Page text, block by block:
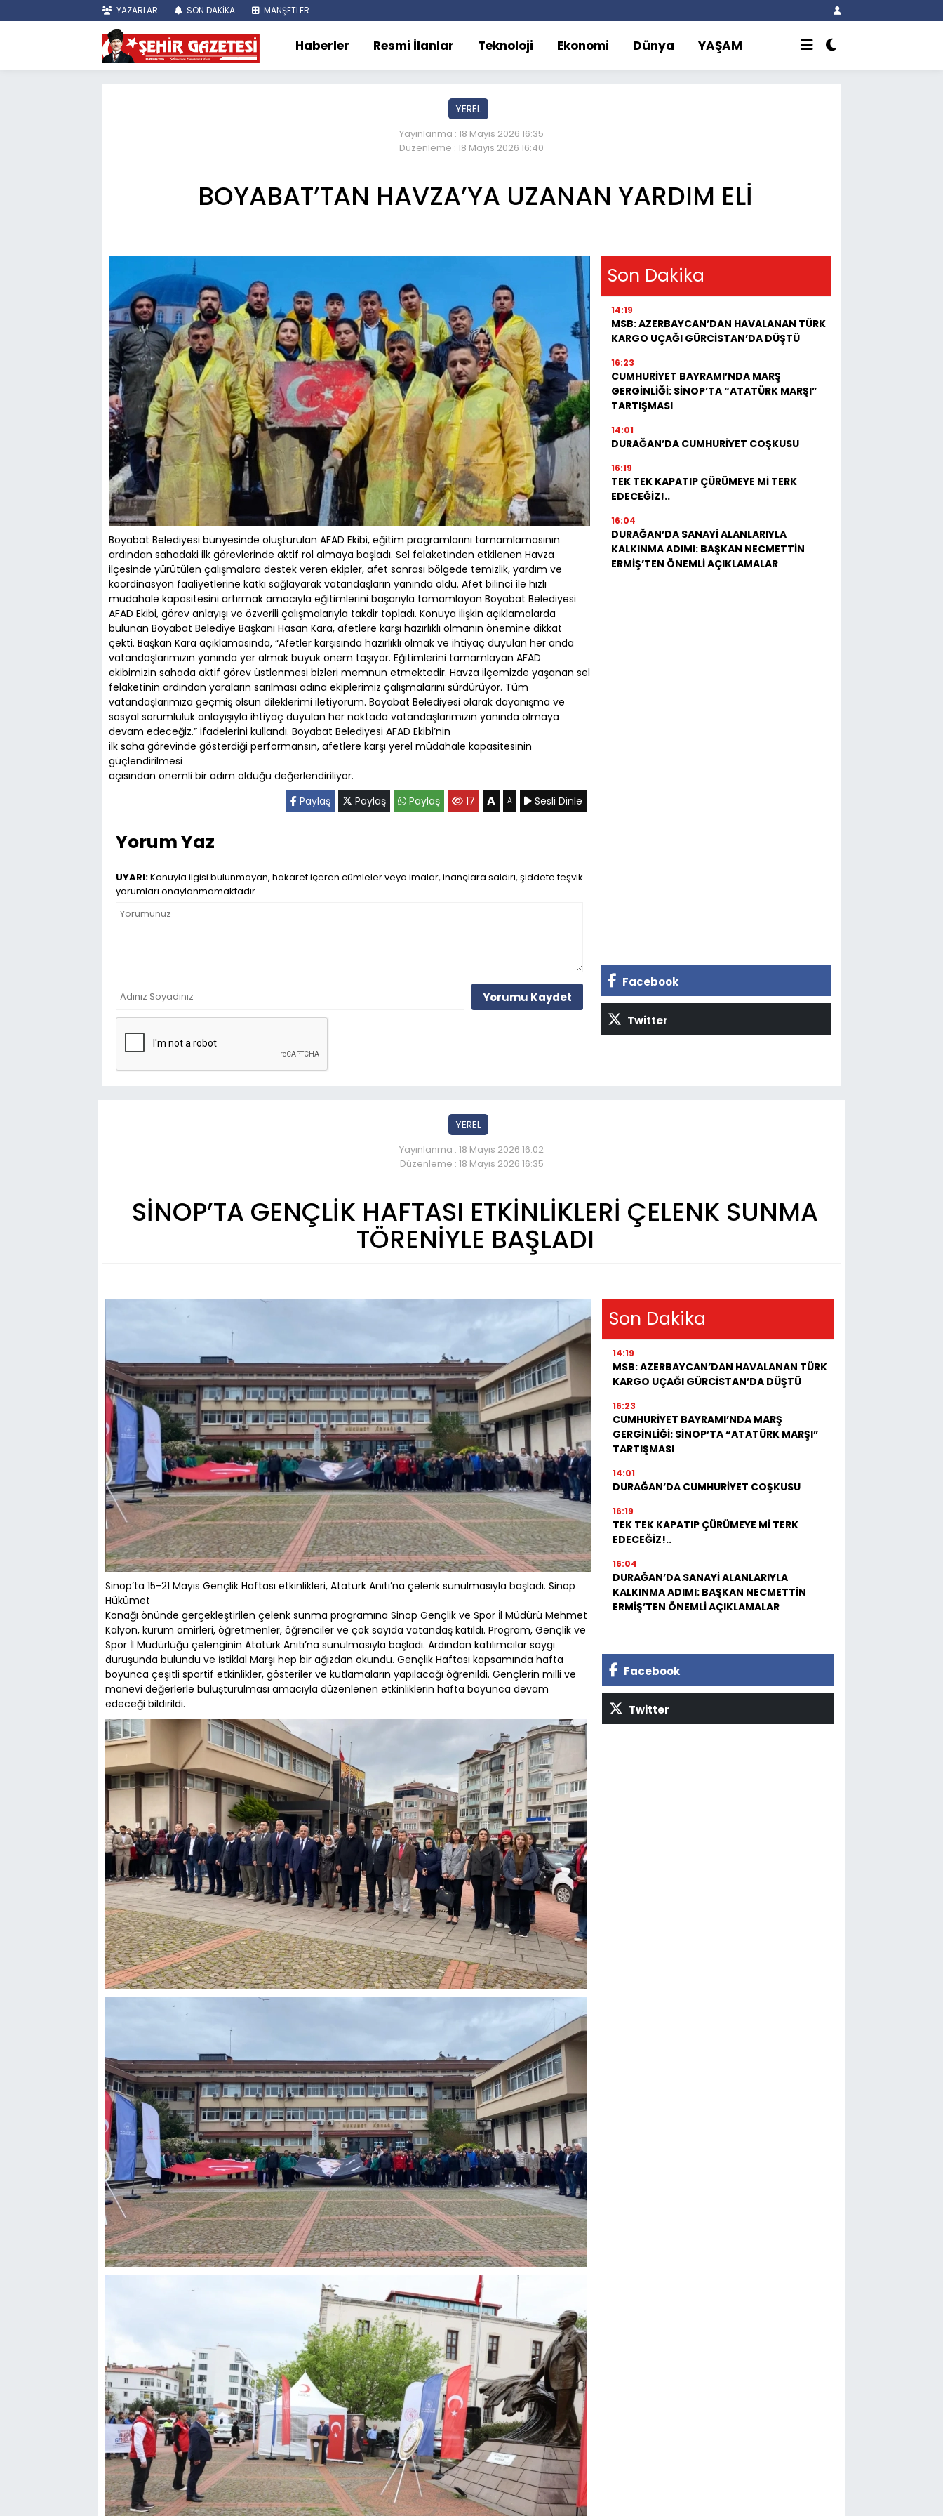
YAZARLAR SON DAKİKA MANŞETLER
Haberler Resmi İlanlar Teknoloji Ekonomi Dünya YAŞAM
YEREL
Yayınlanma : 18 Mayıs 2026 16:35
Düzenleme : 18 Mayıs 2026 16:40
BOYABAT’TAN HAVZA’YA UZANAN YARDIM ELİ
Boyabat Belediyesi bünyesinde oluşturulan AFAD Ekibi, eğitim programlarını tamamlamasının
ardından sahadaki ilk görevlerinde aktif rol almaya başladı. Sel felaketinden etkilenen Havza
ilçesinde yürütülen çalışmalara destek veren ekipler, afet sonrası bölgede temizlik, yardım ve
koordinasyon faaliyetlerine katkı sağlayarak vatandaşların yanında oldu. Afet bilinci ile hızlı
müdahale kapasitesini artırmak amacıyla eğitimlerini başarıyla tamamlayan Boyabat Belediyesi
AFAD Ekibi, görev anlayışı ve özverili çalışmalarıyla takdir topladı. Konuya ilişkin açıklamalarda
bulunan Boyabat Belediye Başkanı Hasan Kara, afetlere karşı hazırlıklı olmanın önemine dikkat
çekti. Başkan Kara açıklamasında, “Afetler karşısında hazırlıklı olmak ve ihtiyaç duyulan her anda
vatandaşlarımızın yanında yer almak büyük önem taşıyor. Eğitimlerini tamamlayan AFAD
ekibimizin sahada aktif görev üstlenmesi bizleri memnun etmektedir. Havza ilçemizde yaşanan sel
felaketinin ardından yaraların sarılması adına ekiplerimiz çalışmalarını sürdürüyor. Tüm
vatandaşlarımıza geçmiş olsun dileklerimi iletiyorum. Boyabat Belediyesi olarak dayanışma ve
sosyal sorumluluk anlayışıyla ihtiyaç duyulan her noktada vatandaşlarımızın yanında olmaya
devam edeceğiz.” ifadelerini kullandı. Boyabat Belediyesi AFAD Ekibi’nin
ilk saha görevinde gösterdiği performansın, afetlere karşı yerel müdahale kapasitesinin
güçlendirilmesi
açısından önemli bir adım olduğu değerlendiriliyor.
Paylaş
Paylaş Paylaş 17 A A Sesli Dinle
Yorum Yaz
UYARI:Konuyla ilgisi bulunmayan, hakaret içeren cümleler veya imalar, inançlara saldırı, şiddete teşvik
yorumları onaylanmamaktadır.
Yorumu Kaydet
Son Dakika
14:19
MSB: AZERBAYCAN’DAN HAVALANAN TÜRK
KARGO UÇAĞI GÜRCİSTAN’DA DÜŞTÜ
16:23
CUMHURİYET BAYRAMI’NDA MARŞ
GERGİNLİĞİ: SİNOP’TA “ATATÜRK MARŞI”
TARTIŞMASI
14:01
DURAĞAN’DA CUMHURİYET COŞKUSU
16:19
TEK TEK KAPATIP ÇÜRÜMEYE Mİ TERK
EDECEĞİZ!..
16:04
DURAĞAN’DA SANAYİ ALANLARIYLA
KALKINMA ADIMI: BAŞKAN NECMETTİN
ERMİŞ’TEN ÖNEMLİ AÇIKLAMALAR
Facebook
Twitter
YEREL
Yayınlanma : 18 Mayıs 2026 16:02
Düzenleme : 18 Mayıs 2026 16:35
SİNOP’TA GENÇLİK HAFTASI ETKİNLİKLERİ ÇELENK SUNMA
TÖRENİYLE BAŞLADI
Sinop’ta 15-21 Mayıs Gençlik Haftası etkinlikleri, Atatürk Anıtı’na çelenk sunulmasıyla başladı. Sinop
Hükümet
Konağı önünde gerçekleştirilen çelenk sunma programına Sinop Gençlik ve Spor İl Müdürü Mehmet
Kalyon, kurum amirleri, öğretmenler, öğrenciler ve çok sayıda vatandaş katıldı. Program, Gençlik ve
Spor İl Müdürlüğü çelenginin Atatürk Anıtı’na sunulmasıyla başladı. Ardından katılımcılar saygı
duruşunda bulundu ve İstiklal Marşı hep bir ağızdan okundu. Gençlik Haftası kapsamında hafta
boyunca çeşitli sportif etkinlikler, gösteriler ve kutlamaların yapılacağı öğrenildi. Gençlerin milli ve
manevi değerlerle buluşturulması amacıyla düzenlenen etkinliklerin hafta boyunca devam
edeceği bildirildi.
Son Dakika
14:19
MSB: AZERBAYCAN’DAN HAVALANAN TÜRK
KARGO UÇAĞI GÜRCİSTAN’DA DÜŞTÜ
16:23
CUMHURİYET BAYRAMI’NDA MARŞ
GERGİNLİĞİ: SİNOP’TA “ATATÜRK MARŞI”
TARTIŞMASI
14:01
DURAĞAN’DA CUMHURİYET COŞKUSU
16:19
TEK TEK KAPATIP ÇÜRÜMEYE Mİ TERK
EDECEĞİZ!..
16:04
DURAĞAN’DA SANAYİ ALANLARIYLA
KALKINMA ADIMI: BAŞKAN NECMETTİN
ERMİŞ’TEN ÖNEMLİ AÇIKLAMALAR
Facebook
Twitter